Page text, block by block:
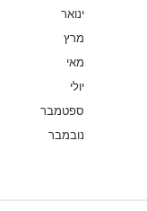
ינואר
מרץ
מאי
יולי
ספטמבר
נובמבר